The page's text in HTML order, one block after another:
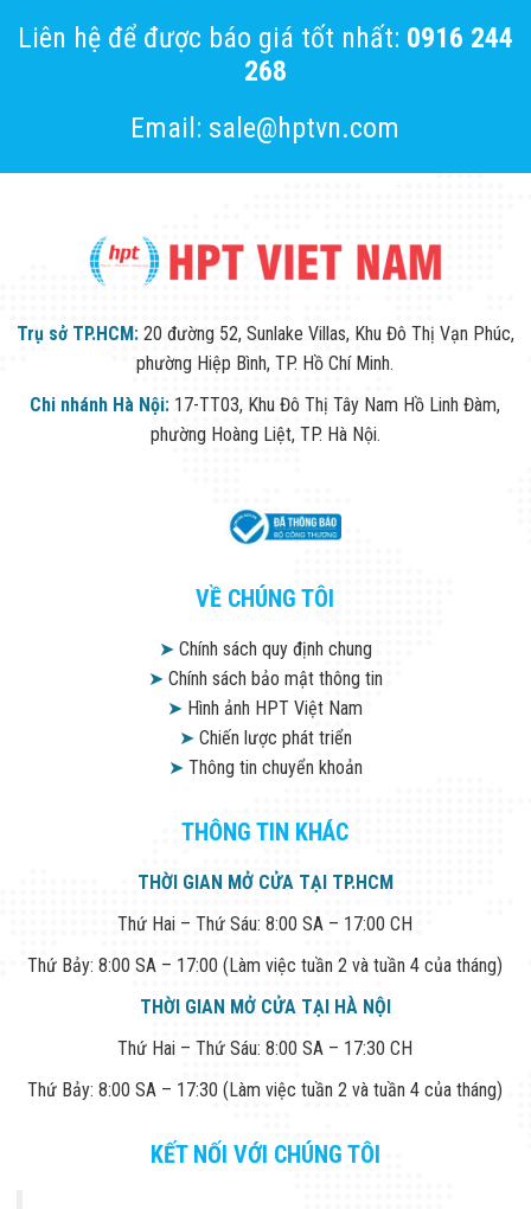
Liên hệ để được báo giá tốt nhất: 0916 244
268
Email: sale@hptvn.com
Trụ sở TP.HCM: 20 đường 52, Sunlake Villas, Khu Đô Thị Vạn Phúc,
phường Hiệp Bình, TP. Hồ Chí Minh.
Chi nhánh Hà Nội: 17-TT03, Khu Đô Thị Tây Nam Hồ Linh Đàm,
phường Hoàng Liệt, TP. Hà Nội.
VỀ CHÚNG TÔI
➤Chính sách quy định chung
➤Chính sách bảo mật thông tin
➤ Hình ảnh HPT Việt Nam
➤Chiến lược phát triển
➤Thông tin chuyển khoản
THÔNG TIN KHÁC
THỜI GIAN MỞ CỬA TẠI TP.HCM
Thứ Hai – Thứ Sáu: 8:00 SA – 17:00 CH
Thứ Bảy: 8:00 SA – 17:00 (Làm việc tuần 2 và tuần 4 của tháng)
THỜI GIAN MỞ CỬA TẠI HÀ NỘI
Thứ Hai – Thứ Sáu: 8:00 SA – 17:30 CH
Thứ Bảy: 8:00 SA – 17:30 (Làm việc tuần 2 và tuần 4 của tháng)
KẾT NỐI VỚI CHÚNG TÔI